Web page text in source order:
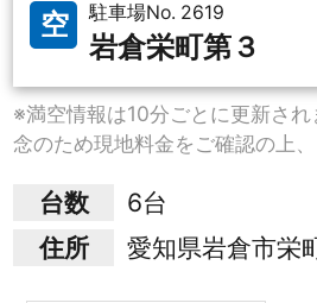
空 駐車場No. 2619
岩倉栄町第３
※満空情報は10分ごとに更新され
念のため現地料金をご確認の上、
台数
6台
住所
愛知県岩倉市栄